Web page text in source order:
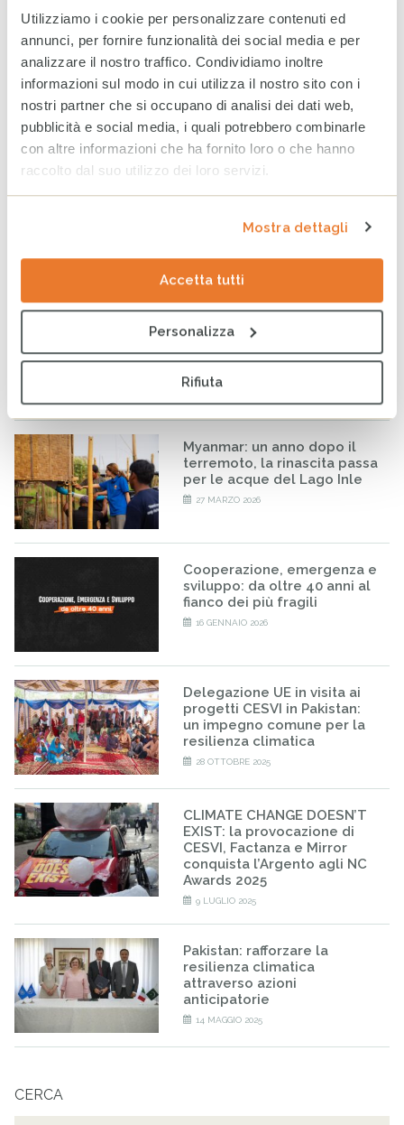
Utilizziamo i cookie per personalizzare contenuti ed
annunci, per fornire funzionalità dei social media e per
analizzare il nostro traffico. Condividiamo inoltre
informazioni sul modo in cui utilizza il nostro sito con i
nostri partner che si occupano di analisi dei dati web,
pubblicità e social media, i quali potrebbero combinarle
con altre informazioni che ha fornito loro o che hanno
raccolto dal suo utilizzo dei loro servizi.
Mostra dettagli
Accetta tutti
Personalizza
Rifiuta
ARTICOLI CORRELATI
Earth Overshoot Day: la data
debito con la Terra
30 LUGLIO 2026
Borena, il costo umano
Albania: CESVI e LifeGate
raccontano la Vjosa, l’ultimo
fiume selvaggio d’Europa
9 LUGLIO 2026
Myanmar: un anno dopo il
terremoto, la rinascita passa
per le acque del Lago Inle
27 MARZO 2026
Cooperazione, emergenza e
sviluppo: da oltre 40 anni al
fianco dei più fragili
16 GENNAIO 2026
Delegazione UE in visita ai
progetti CESVI in Pakistan:
un impegno comune per la
resilienza climatica
28 OTTOBRE 2025
CLIMATE CHANGE DOESN’T
EXIST: la provocazione di
CESVI, Factanza e Mirror
conquista l’Argento agli NC
Awards 2025
9 LUGLIO 2025
Pakistan: rafforzare la
resilienza climatica
attraverso azioni
anticipatorie
14 MAGGIO 2025
CERCA